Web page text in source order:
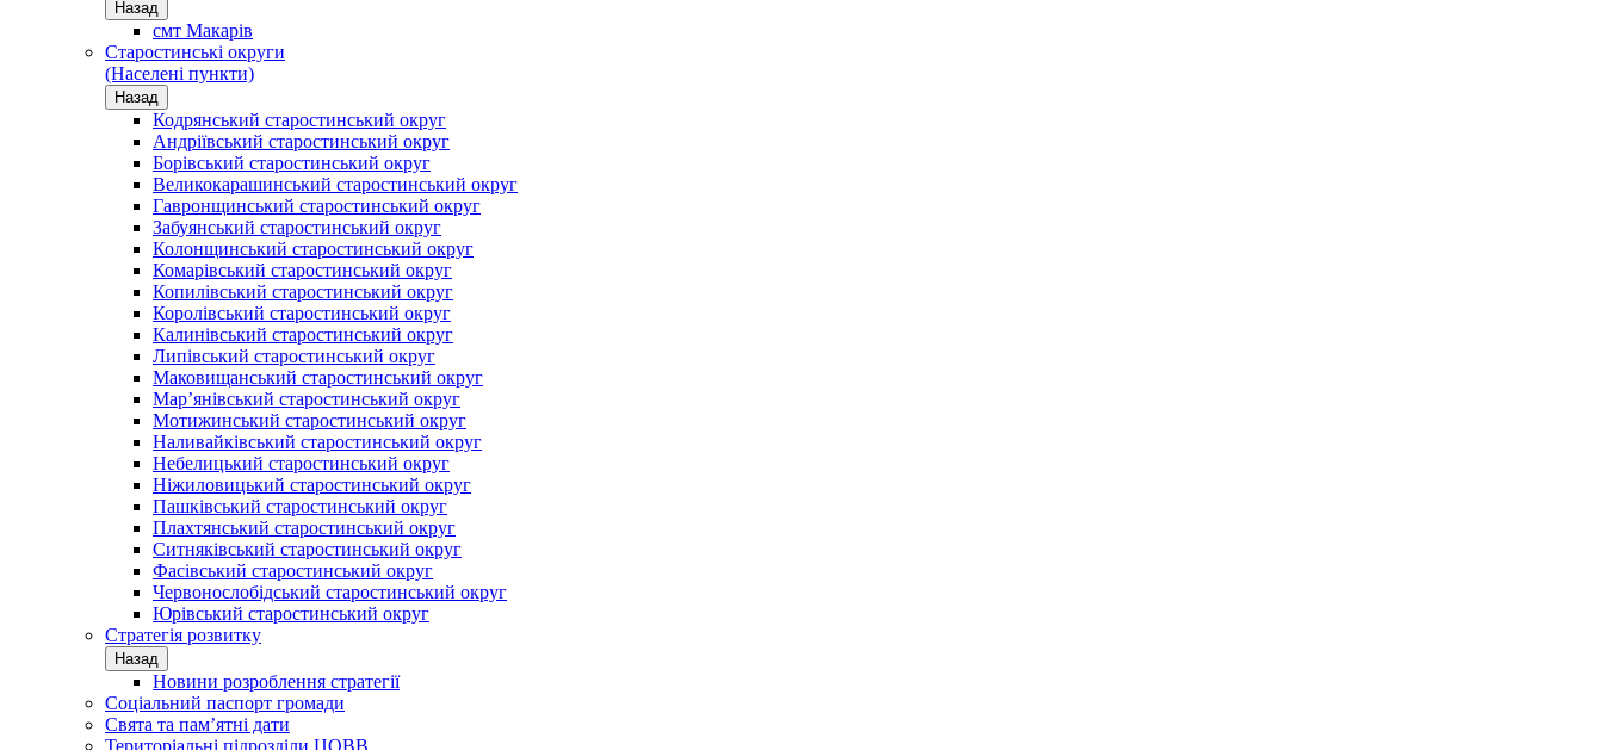
Назад
смт Макарів
Старостинські округи
(Населені пункти)
Назад
Кодрянський старостинський округ
Андріївський старостинський округ
Борівський старостинський округ
Великокарашинський старостинський округ
Гавронщинський старостинський округ
Забуянський старостинський округ
Колонщинський старостинський округ
Комарівський старостинський округ
Копилівський старостинський округ
Королівський старостинський округ
Калинівський старостинський округ
Липівський старостинський округ
Маковищанський старостинський округ
Мар’янівський старостинський округ
Мотижинський старостинський округ
Наливайківський старостинський округ
Небелицький старостинський округ
Ніжиловицький старостинський округ
Пашківський старостинський округ
Плахтянський старостинський округ
Ситняківський старостинський округ
Фасівський старостинський округ
Червонослобідський старостинський округ
Юрівський старостинський округ
Стратегія розвитку
Назад
Новини розроблення стратегії
Соціальний паспорт громади
Свята та пам’ятні дати
Територіальні підрозділи ЦОВВ